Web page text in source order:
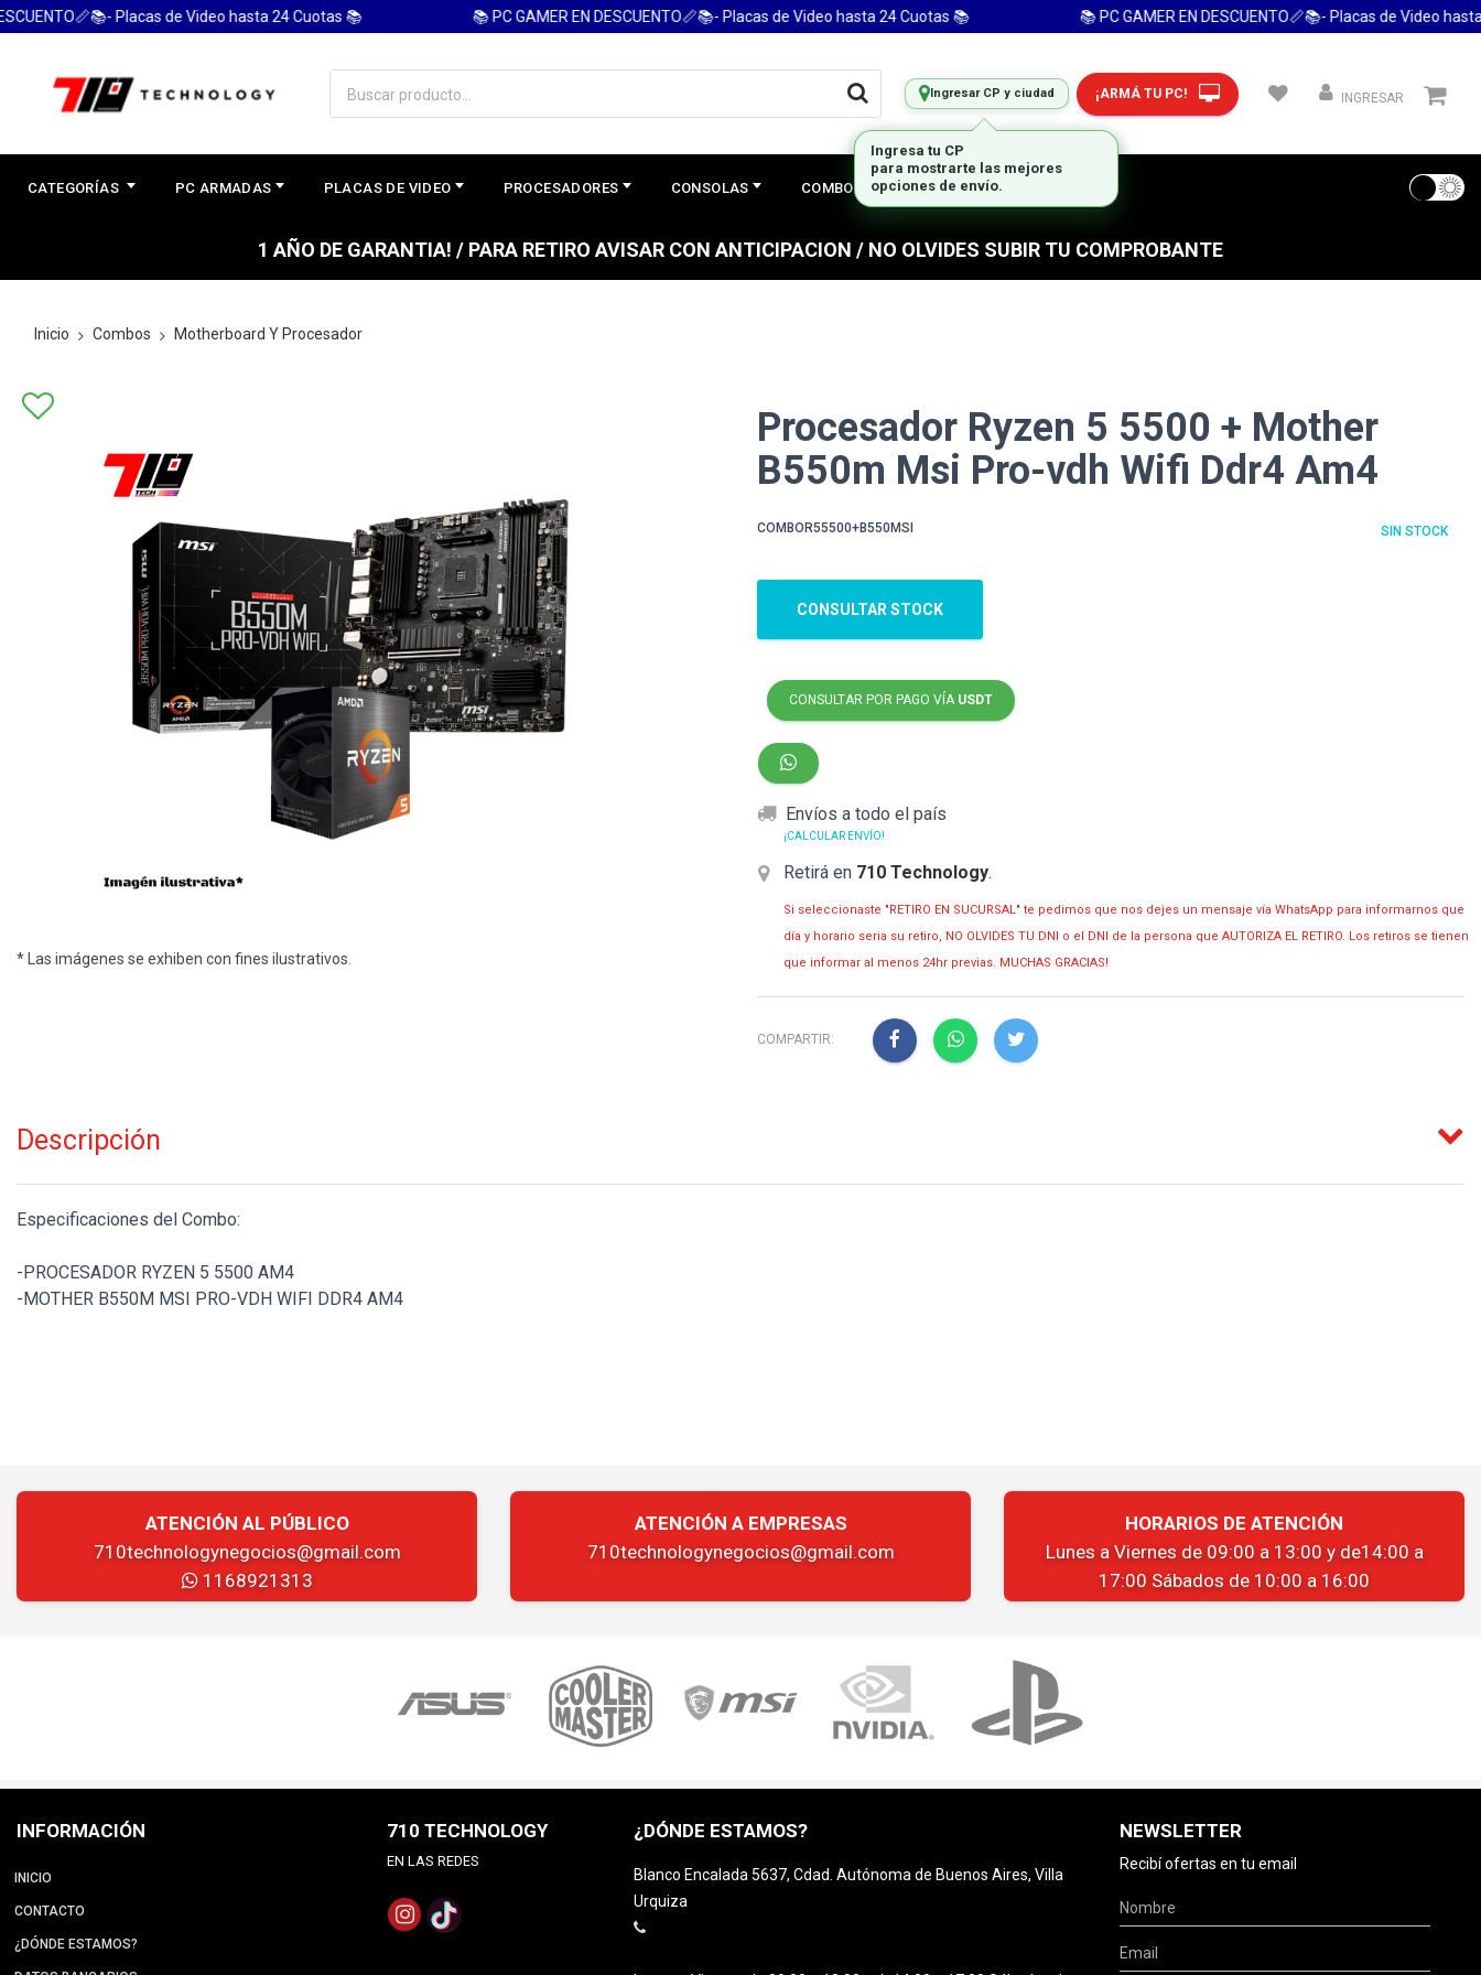
Placas de Video hasta 24 Cuotas 📚 📚 PC GAMER EN DESCUENTO📏📚- Placas de Video hasta 24 Cuotas 📚 📚 PC GAMER EN DESCUENTO📏📚- Placas de Video hasta
Ingresar CP y ciudad ¡ARMÁ TU PC! INGRESAR
CATEGORÍAS PC ARMADAS PLACAS DE VIDEO PROCESADORES CONSOLAS COMBOS PREGUNTAS FRECUENTES
1 AÑO DE GARANTIA! / PARA RETIRO AVISAR CON ANTICIPACION / NO OLVIDES SUBIR TU COMPROBANTE
Inicio Combos Motherboard Y Procesador
* Las imágenes se exhiben con fines ilustrativos.
Procesador Ryzen 5 5500 + Mother
B550m Msi Pro-vdh Wifi Ddr4 Am4
COMBOR55500+B550MSI SIN STOCK
CONSULTAR STOCK
CONSULTAR POR PAGO VÍA USDT
Envíos a todo el país
¡CALCULAR ENVÍO!
Retirá en 710 Technology.
Si seleccionaste "RETIRO EN SUCURSAL" te pedimos que nos dejes un mensaje vía WhatsApp para informarnos que
día y horario seria su retiro, NO OLVIDES TU DNI o el DNI de la persona que AUTORIZA EL RETIRO. Los retiros se tienen
que informar al menos 24hr previas. MUCHAS GRACIAS!
COMPARTIR:
Descripción
Especificaciones del Combo:
-PROCESADOR RYZEN 5 5500 AM4
-MOTHER B550M MSI PRO-VDH WIFI DDR4 AM4
ATENCIÓN AL PÚBLICO
710technologynegocios@gmail.com
1168921313
ATENCIÓN A EMPRESAS
710technologynegocios@gmail.com
HORARIOS DE ATENCIÓN
Lunes a Viernes de 09:00 a 13:00 y de14:00 a
17:00 Sábados de 10:00 a 16:00
INFORMACIÓN
INICIO
CONTACTO
¿DÓNDE ESTAMOS?
710 TECHNOLOGY
EN LAS REDES
¿DÓNDE ESTAMOS?
Blanco Encalada 5637, Cdad. Autónoma de Buenos Aires, Villa
Urquiza
NEWSLETTER
Recibí ofertas en tu email
Ingresa tu CP
para mostrarte las mejores
opciones de envío.